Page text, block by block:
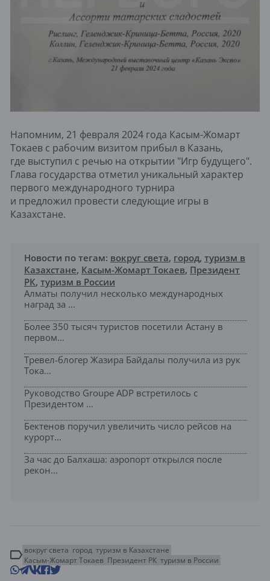
Напомним, 21 февраля 2024 года Касым-Жомарт
Токаев с рабочим визитом прибыл в Казань,
где выступил с речью на открытии "Игр будущего".
Глава государства отметил уникальный характер
первого международного турнира
и предложил провести следующие игры в
Казахстане.
Новости по тегам: вокруг света, город, туризм в
Казахстане, Касым-Жомарт Токаев, Президент
РК, туризм в России
Алматы получил несколько международных
наград за ...
Более 350 тысяч туристов посетили Астану в
первом...
Тревел-блогер Жазира Байдалы получила из рук
Тока...
Руководство Groupe ADP встретилось с
Президентом ...
Бектенов поручил увеличить число рейсов на
курорт...
За час до Балхаша: аэропорт открылся после
рекон...
вокруг света город туризм в Казахстане
Касым-Жомарт Токаев Президент РК туризм в России